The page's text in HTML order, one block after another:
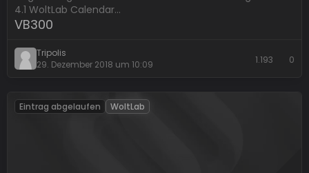
4.1 WoltLab Calendar…
VB300
Tripolis
29. Dezember 2018 um 10:09
1.193 0
Eintrag abgelaufen WoltLab